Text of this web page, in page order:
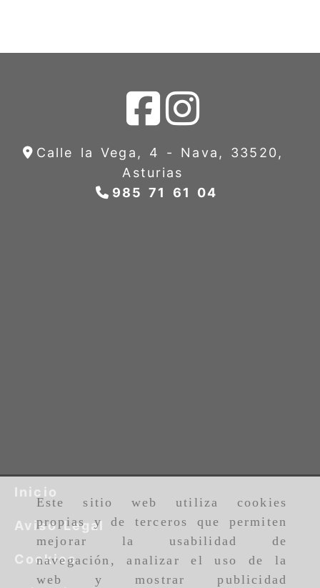
Este sitio web utiliza cookies
propias y de terceros que permiten
mejorar la usabilidad de
navegación, analizar el uso de la
web y mostrar publicidad
Calle la Vega, 4 - Nava, 33520,
Asturias
985 71 61 04
Inicio
Aviso Legal
Cookies